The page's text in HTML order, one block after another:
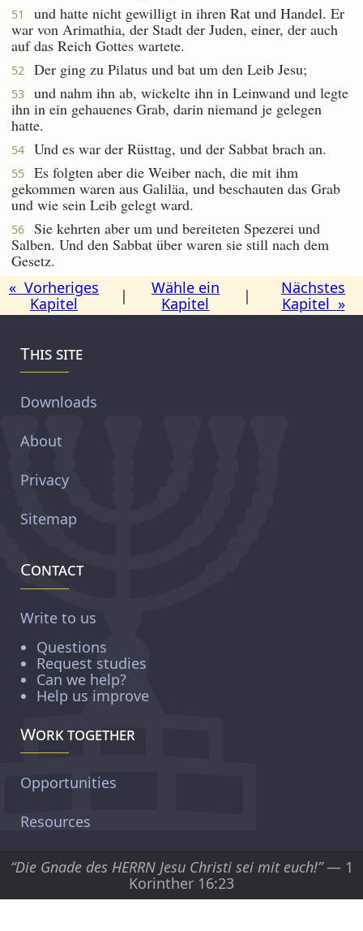
51
und hatte nicht gewilligt in ihren Rat und Handel. Er
war von Arimathia, der Stadt der Juden, einer, der auch
auf das Reich Gottes wartete.
52 Der ging zu Pilatus und bat um den Leib Jesu;
53
und nahm ihn ab, wickelte ihn in Leinwand und legte
ihn in ein gehauenes Grab, darin niemand je gelegen
hatte.
54 Und es war der Rüsttag, und der Sabbat brach an.
55
Es folgten aber die Weiber nach, die mit ihm
gekommen waren aus Galiläa, und beschauten das Grab
und wie sein Leib gelegt ward.
56
Sie kehrten aber um und bereiteten Spezerei und
Salben. Und den Sabbat über waren sie still nach dem
Gesetz.
« Vorheriges
Kapitel
|
Wähle ein
Kapitel
|
Nächstes
Kapitel »
This site
Downloads
About
Privacy
Sitemap
Contact
Write to us
Questions
Request studies
Can we help?
Help us improve
Work together
Opportunities
Resources
“Die Gnade des HERRN Jesu Christi sei mit euch!”— 1
Korinther 16:23